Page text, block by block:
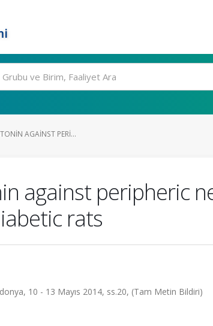
AGAINST PERI...
against peripheric
rats
10 - 13 Mayıs 2014, ss.20, (Tam Metin Bildiri)